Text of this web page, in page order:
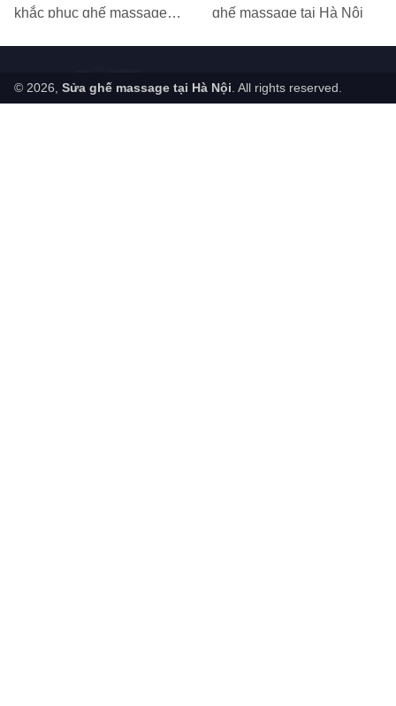
khắc phục ghế massage
ghế massage tại Hà Nội
© 2026, Sửa ghế massage tại Hà Nội. All rights reserved.